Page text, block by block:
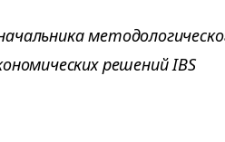
решений IBS